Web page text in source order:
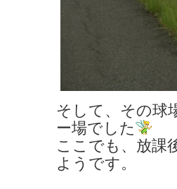
そして、その球
ー場でした
ここでも、放課
ようです。